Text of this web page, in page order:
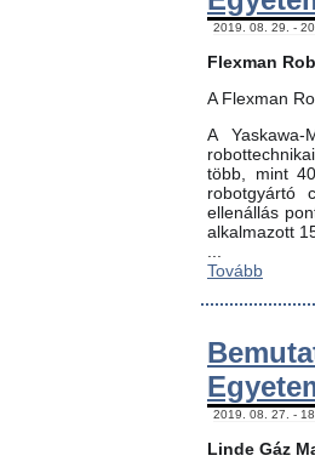
2019. 08. 29. -
Flexman
A Flexman
A
több, mint
robotgyártó
ellenállás
alkalmazott
Tovább
2019. 08. 27. -
Linde Gáz